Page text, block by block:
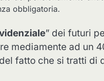
obbligatoria.
” dei futuri
mediamente ad un
fatto che si tratti di